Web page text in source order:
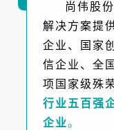
尚伟股
解决方案提
企业、国家
信企业、全
项国家级殊
行业五百强
企业。